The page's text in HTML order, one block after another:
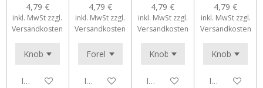
4,79 €
inkl. MwSt zzgl.
Versandkosten
In den Warenkorb
4,79 €
inkl. MwSt zzgl.
Versandkosten
In den Warenkorb
4,79 €
inkl. MwSt zzgl.
Versandkosten
In den Warenkorb
4,79 €
inkl. MwSt zzgl.
Versandkosten
In den